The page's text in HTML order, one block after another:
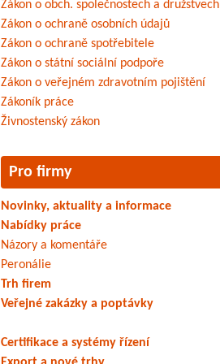
Zákon o obch. společnostech a družstvech
Zákon o ochraně osobních údajů
Zákon o ochraně spotřebitele
Zákon o státní sociální podpoře
Zákon o veřejném zdravotním pojištění
Zákoník práce
Živnostenský zákon
Pro firmy
Novinky, aktuality a informace
Nabídky práce
Názory a komentáře
Peronálie
Trh firem
Veřejné zakázky a poptávky
Certifikace a systémy řízení